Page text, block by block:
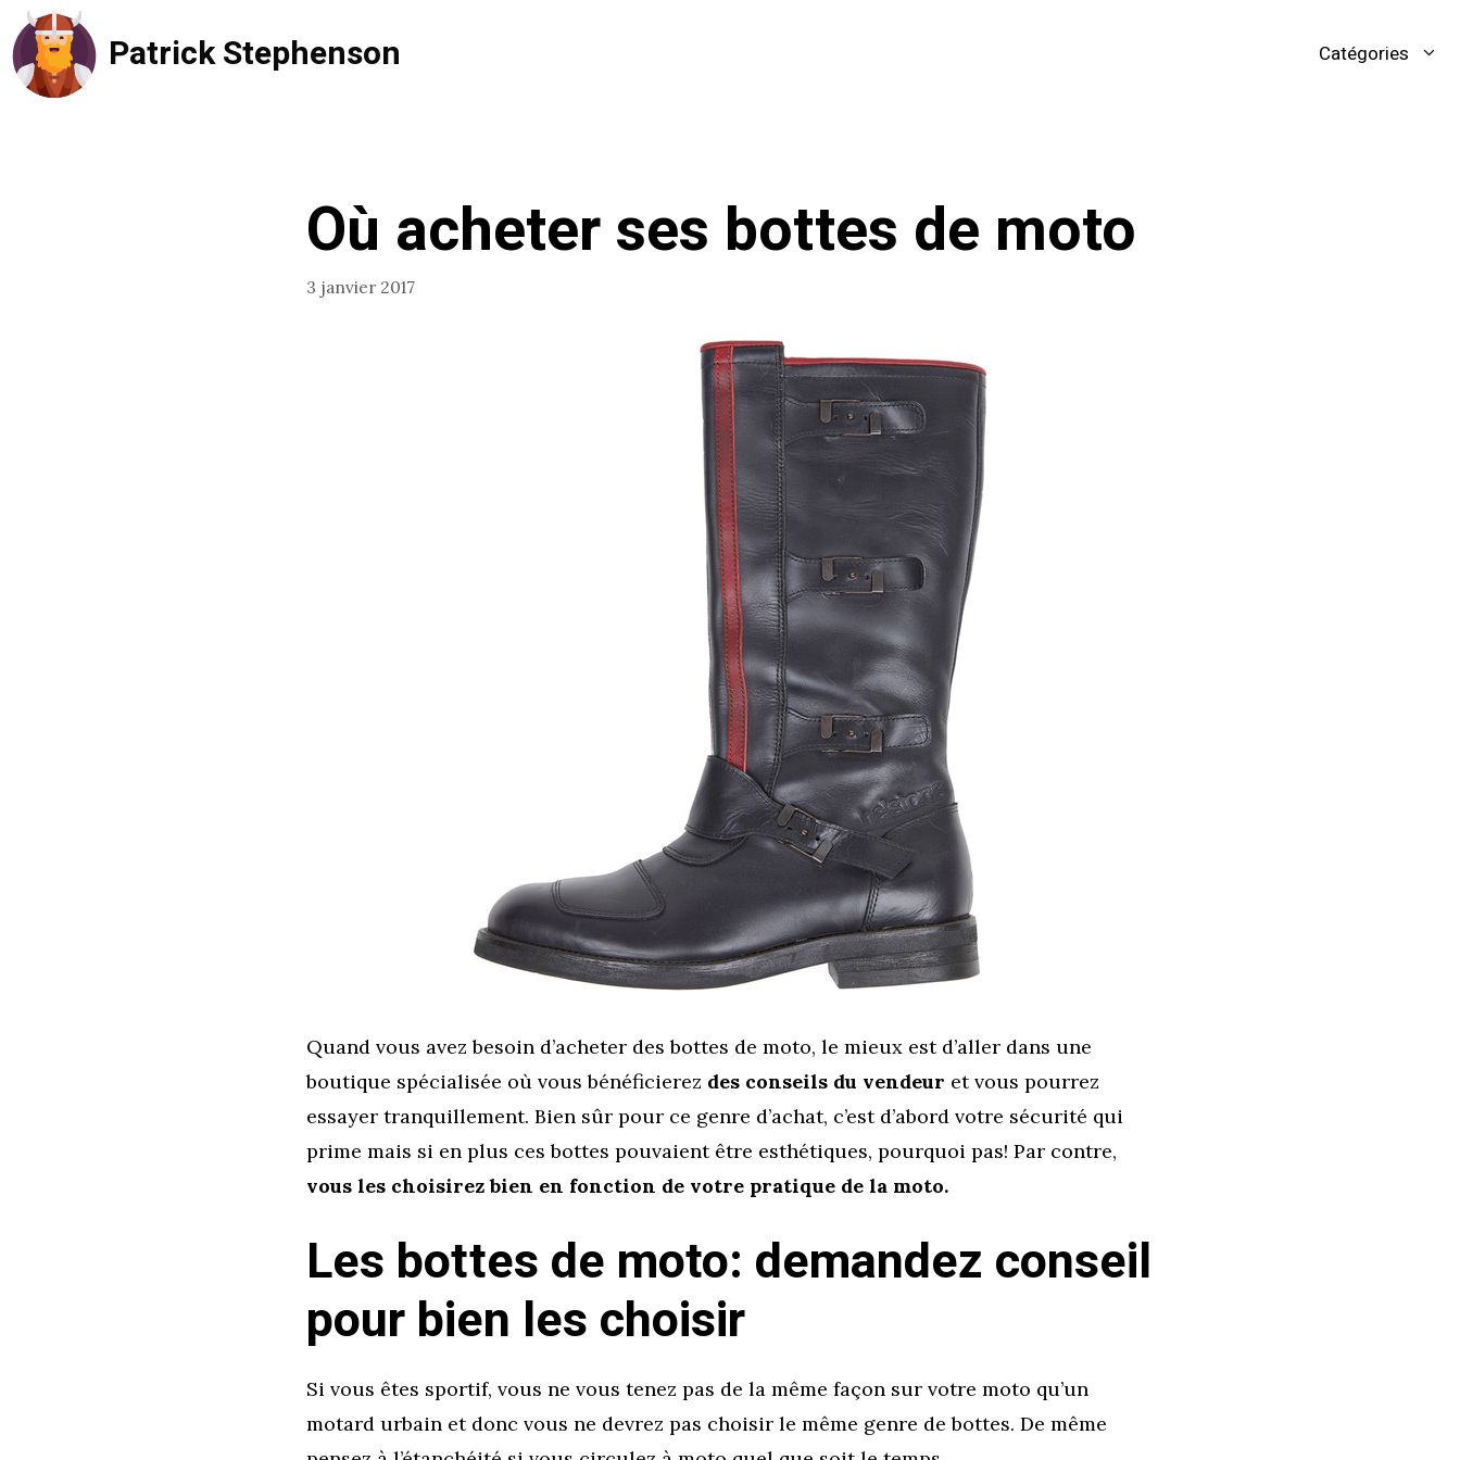
Aller
au
contenu
Patrick Stephenson Catégories
Où acheter ses bottes de moto
3 janvier 2017
Quand vous avez besoin d’acheter des bottes de moto, le mieux est d’aller dans une
boutique spécialisée où vous bénéficierez des conseils du vendeur et vous pourrez
essayer tranquillement. Bien sûr pour ce genre d’achat, c’est d’abord votre sécurité qui
prime mais si en plus ces bottes pouvaient être esthétiques, pourquoi pas! Par contre,
vous les choisirez bien en fonction de votre pratique de la moto.
Les bottes de moto: demandez conseil
pour bien les choisir
Si vous êtes sportif, vous ne vous tenez pas de la même façon sur votre moto qu’un
motard urbain et donc vous ne devrez pas choisir le même genre de bottes. De même